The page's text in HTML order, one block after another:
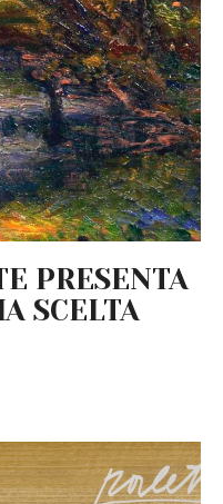
PRESENTA
SCELTA